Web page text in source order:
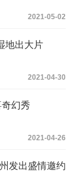
2021-05-02
地出大片
2021-04-30
幻秀
2021-04-26
发出盛情邀约